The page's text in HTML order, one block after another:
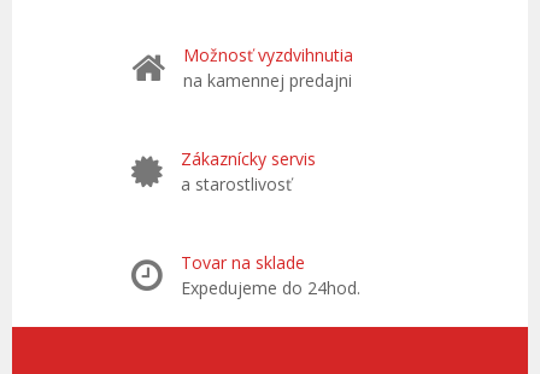
Možnosť vyzdvihnutia
na kamennej predajni
Zákaznícky servis
a starostlivosť
Tovar na sklade
Expedujeme do 24hod.